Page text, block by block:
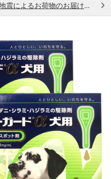
熊本県熊本地方で発生した地震によるお荷物のお届け状況について （7/28）